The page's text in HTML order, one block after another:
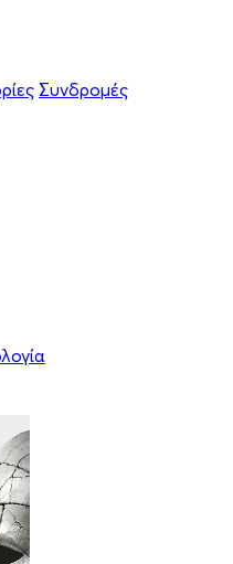
Συνδρομές